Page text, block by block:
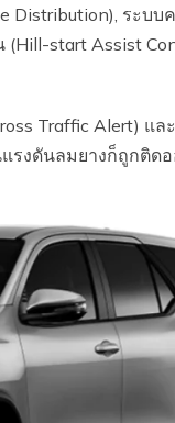
Distribution), ระบ
start Assist
Traffic Alert) แ
รงดันลมยางก็ถูกติด